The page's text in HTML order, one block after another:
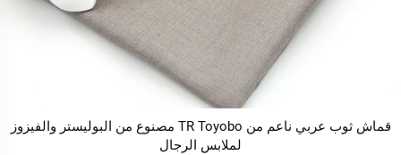
قماش ثوب عربي ناعم من TR Toyobo مصنوع من البوليستر والفيزوز
لملابس الرجال